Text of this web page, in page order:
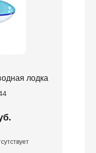
лодка